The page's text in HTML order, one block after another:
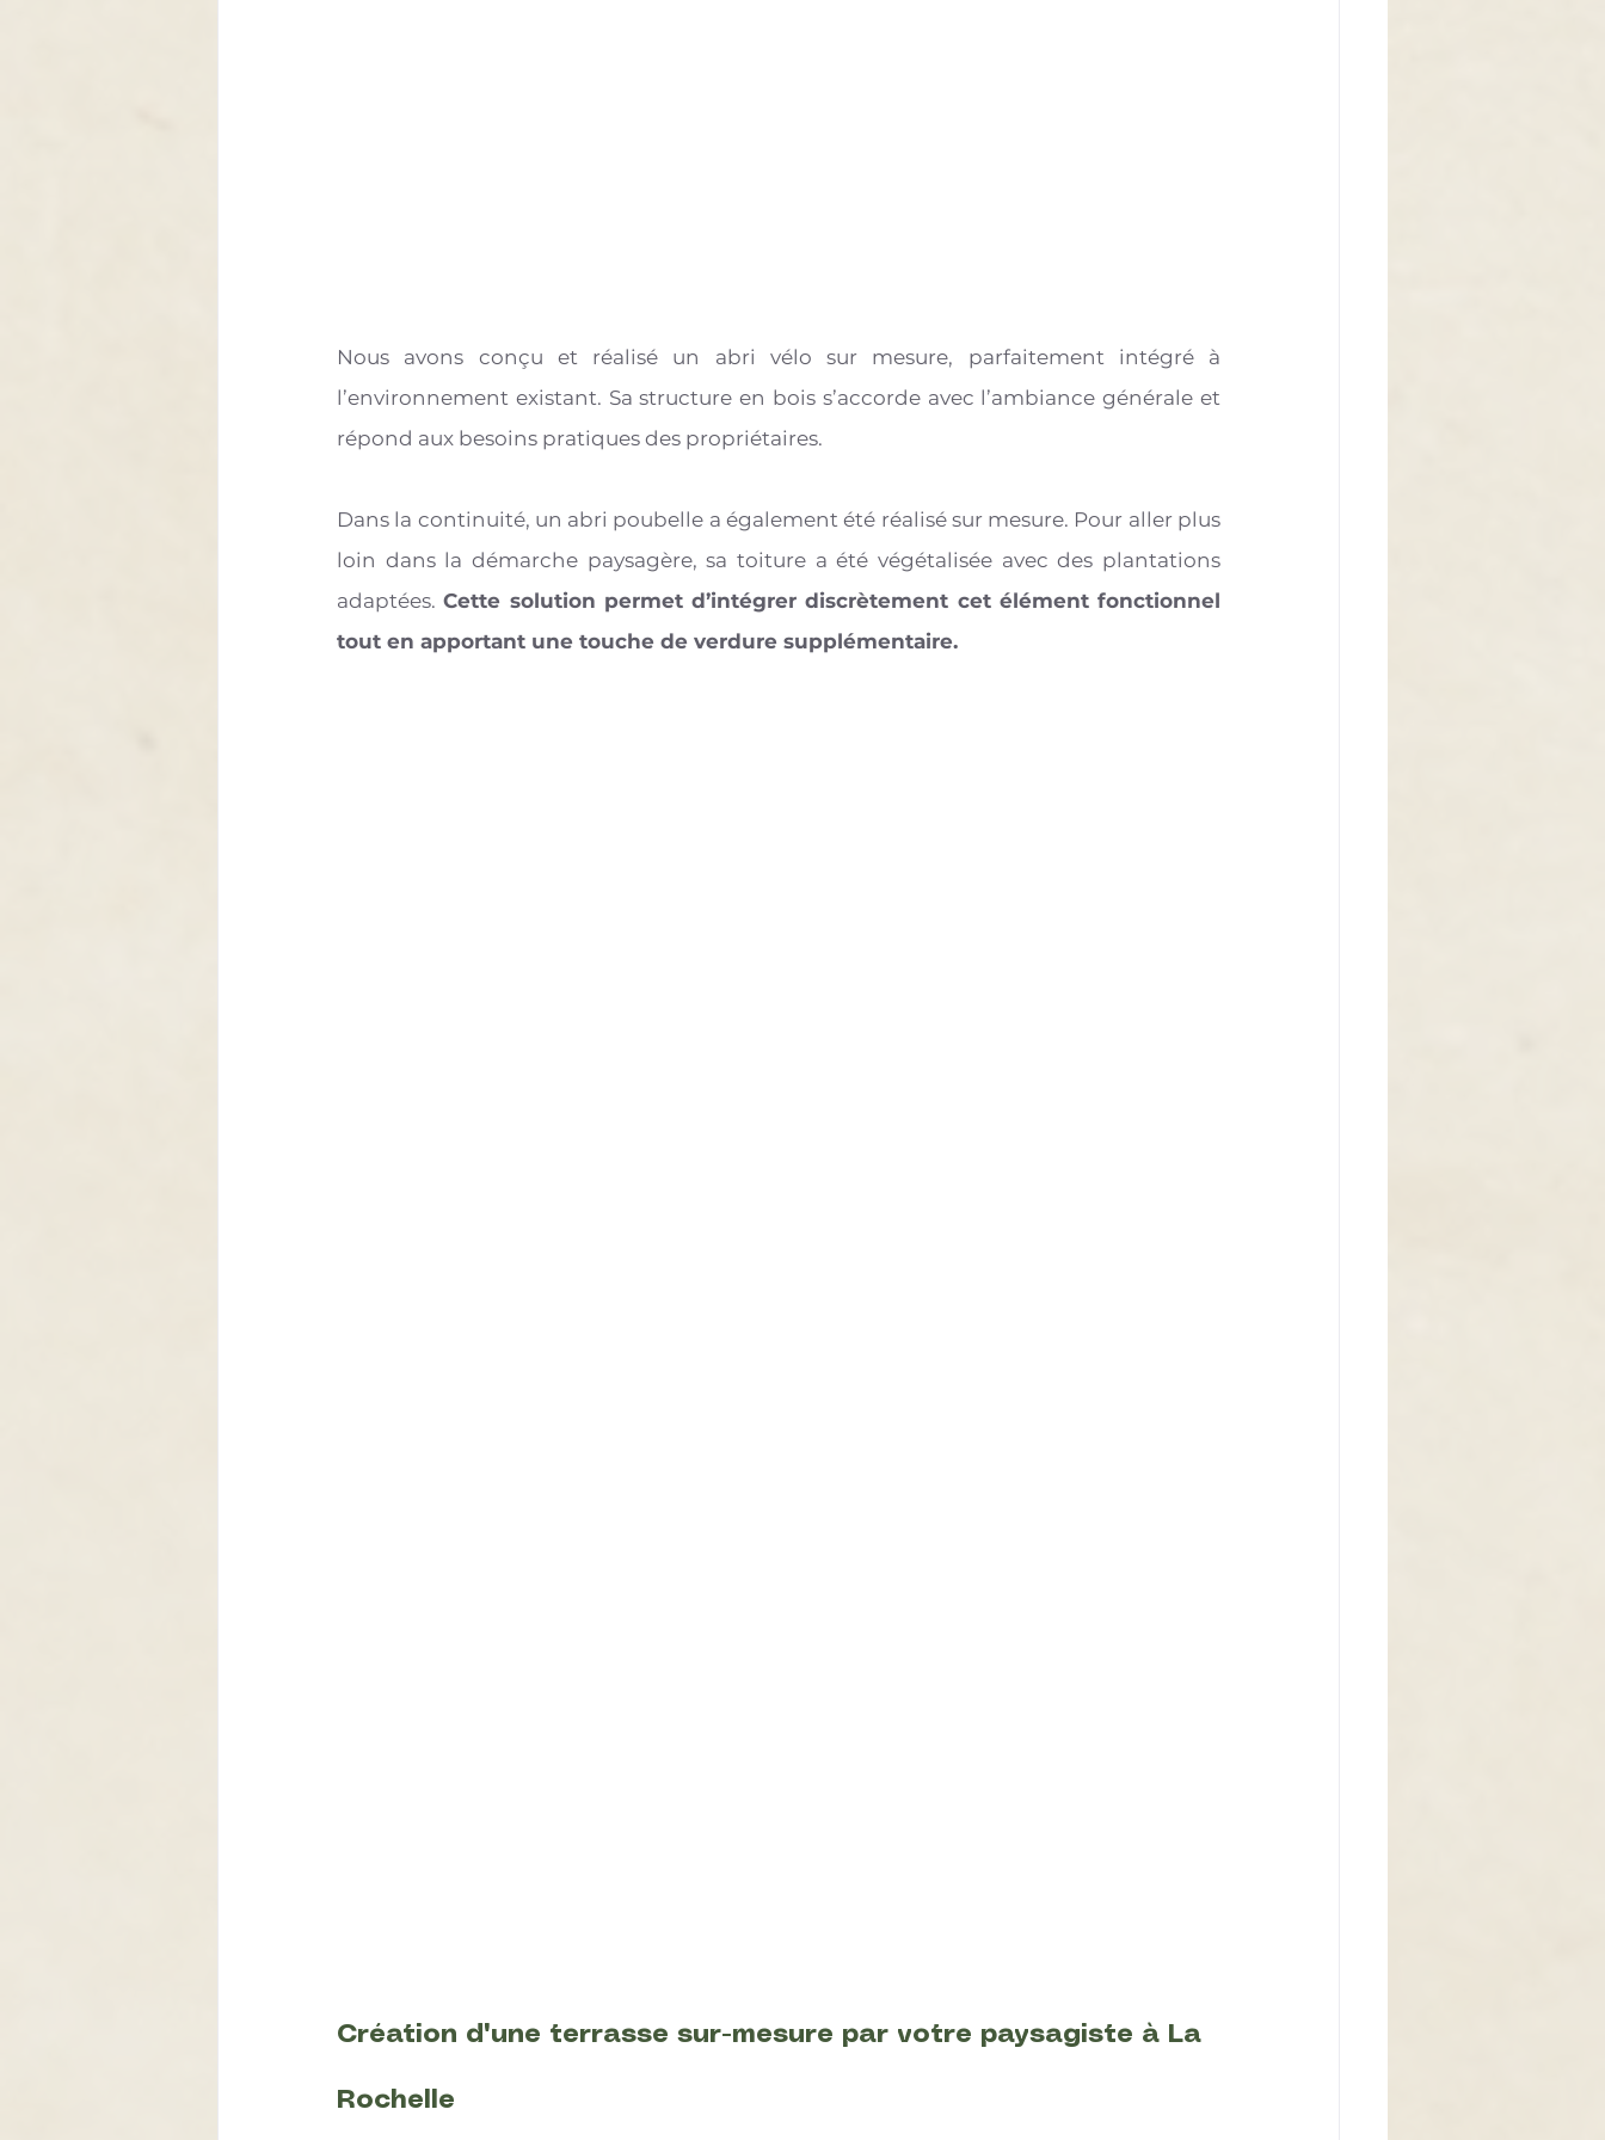
Nous avons conçu et réalisé un abri vélo sur mesure, parfaitement intégré à
l’environnement existant. Sa structure en bois s’accorde avec l’ambiance générale et
répond aux besoins pratiques des propriétaires.
Dans la continuité, un abri poubelle a également été réalisé sur mesure. Pour aller plus
loin dans la démarche paysagère, sa toiture a été végétalisée avec des plantations
adaptées. Cette solution permet d’intégrer discrètement cet élément fonctionnel
tout en apportant une touche de verdure supplémentaire.
Création d'une terrasse sur-mesure par votre paysagiste à La
Rochelle